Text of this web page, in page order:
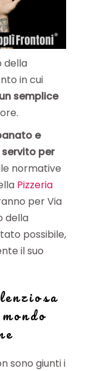
della
in cui
semplice
e
per
normative
Pizzeria
per Via
della
possibile,
il suo
sono giunti i